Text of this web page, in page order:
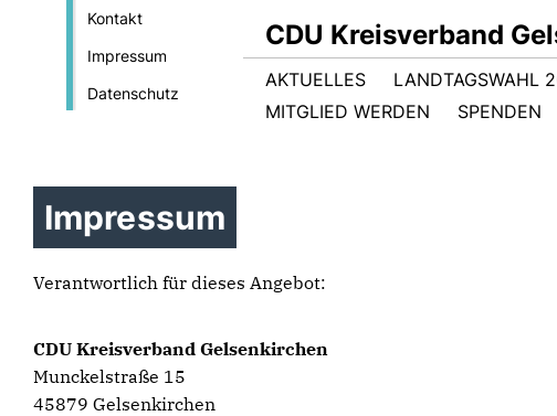
Kontakt
Impressum
Datenschutz
CDU Kreisverband
AKTUELLES LANDTAGSWAHL
MITGLIED WERDEN
SPENDEN
Impressum
Verantwortlich für dieses Angebot:
CDU Kreisverband Gelsenkirchen
Munckelstraße 15
45879 Gelsenkirchen